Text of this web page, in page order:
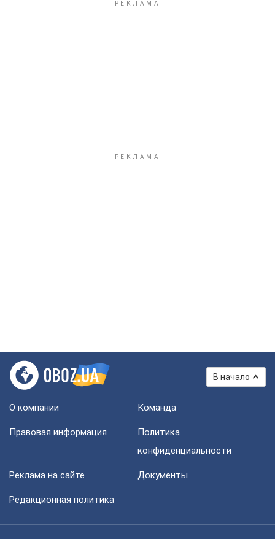
В начало
О компании Команда
Правовая информация
Политика
конфиденциальности
Реклама на сайте Документы
Редакционная политика